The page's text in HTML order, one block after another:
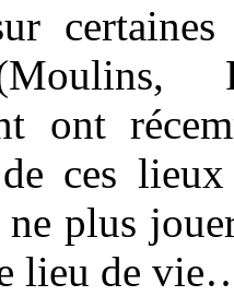
ont
ces
plus
lieu de